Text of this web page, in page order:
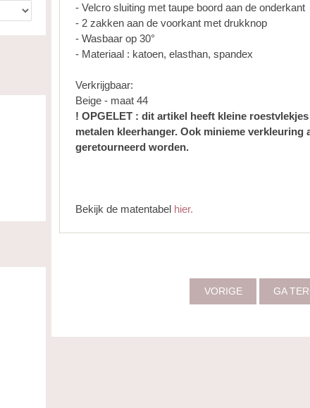
- Velcro sluiting met taupe boord aan de onderkant
- 2 zakken aan de voorkant met drukknop
- Wasbaar op 30°
- Materiaal : katoen, elasthan, spandex
Verkrijgbaar:
Beige - maat 44
! OPGELET : dit artikel heeft kleine
metalen kleerhanger. Ook minieme
geretourneerd worden.
Bekijk de matentabel hier.
VORIGE GA